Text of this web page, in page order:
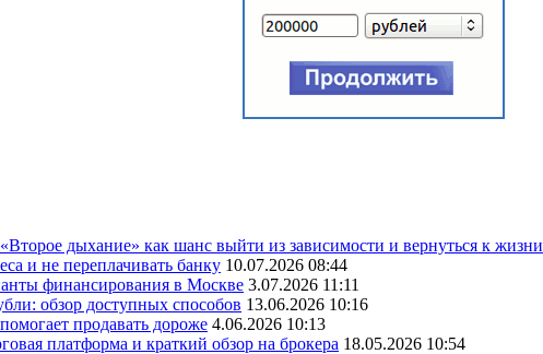
дыхание» как шанс выйти из зависимости и вернуться к жизни
и не переплачивать банку 10.07.2026 08:44
финансирования в Москве 3.07.2026 11:11
обзор доступных способов 13.06.2026 10:16
продавать дороже 4.06.2026 10:13
платформа и краткий обзор на брокера 18.05.2026 10:54